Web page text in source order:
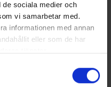
de sociala medier och
vi samarbetar med.
informationen med annan
eller som de har
ABS